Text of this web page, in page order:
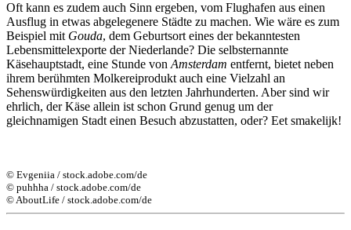
Oft kann es zudem auch Sinn ergeben, vom Flughafen aus einen
Ausflug in etwas abgelegenere Städte zu machen. Wie wäre es zum
Beispiel mit Gouda, dem Geburtsort eines der bekanntesten
Lebensmittelexporte der Niederlande? Die selbsternannte
Käsehauptstadt, eine Stunde von Amsterdam entfernt, bietet neben
ihrem berühmten Molkereiprodukt auch eine Vielzahl an
Sehenswürdigkeiten aus den letzten Jahrhunderten. Aber sind wir
ehrlich, der Käse allein ist schon Grund genug um der
gleichnamigen Stadt einen Besuch abzustatten, oder? Eet smakelijk!
© Evgeniia / stock.adobe.com/de
© puhhha / stock.adobe.com/de
© AboutLife / stock.adobe.com/de